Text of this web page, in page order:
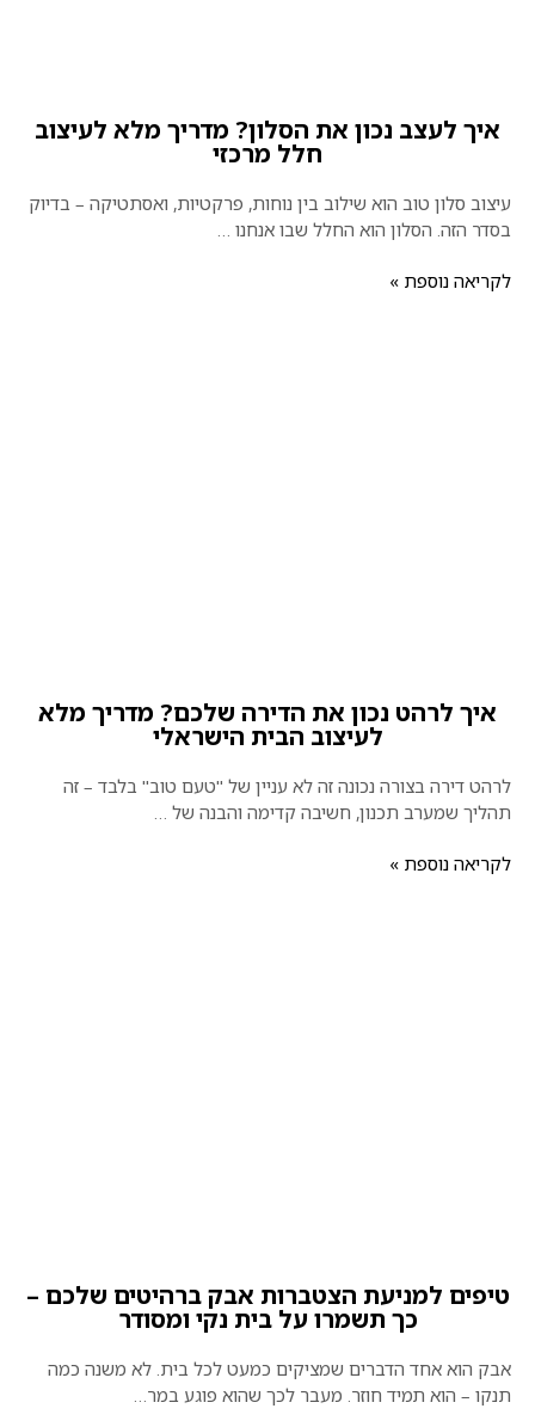
איך לעצב נכון את הסלון? מדריך מלא לעיצוב
חלל מרכזי
עיצוב סלון טוב הוא שילוב בין נוחות, פרקטיות, ואסתטיקה – בדיוק
בסדר הזה. הסלון הוא החלל שבו אנחנו …
לקריאה נוספת »
איך לרהט נכון את הדירה שלכם? מדריך מלא
לעיצוב הבית הישראלי
לרהט דירה בצורה נכונה זה לא עניין של "טעם טוב" בלבד – זה
תהליך שמערב תכנון, חשיבה קדימה והבנה של …
לקריאה נוספת »
טיפים למניעת הצטברות אבק ברהיטים שלכם –
כך תשמרו על בית נקי ומסודר
אבק הוא אחד הדברים שמציקים כמעט לכל בית. לא משנה כמה
תנקו – הוא תמיד חוזר. מעבר לכך שהוא פוגע במר…